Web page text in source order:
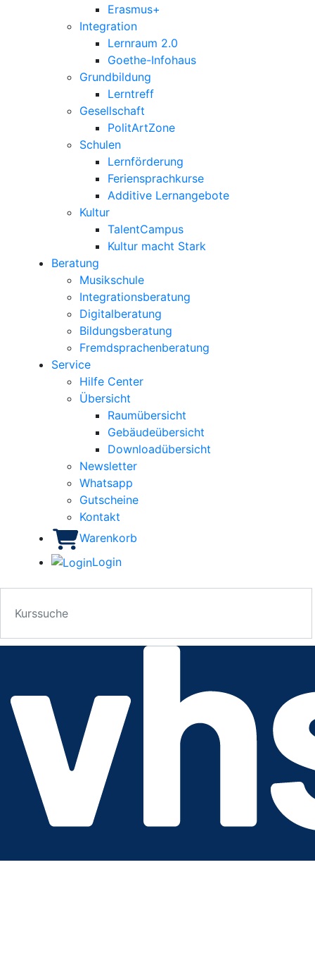
Erasmus+
Integration
Lernraum 2.0
Goethe-Infohaus
Grundbildung
Lerntreff
Gesellschaft
PolitArtZone
Schulen
Lernförderung
Feriensprachkurse
Additive Lernangebote
Kultur
TalentCampus
Kultur macht Stark
Beratung
Musikschule
Integrationsberatung
Digitalberatung
Bildungsberatung
Fremdsprachenberatung
Service
Hilfe Center
Übersicht
Raumübersicht
Gebäudeübersicht
Downloadübersicht
Newsletter
Whatsapp
Gutscheine
Kontakt
Warenkorb
Login